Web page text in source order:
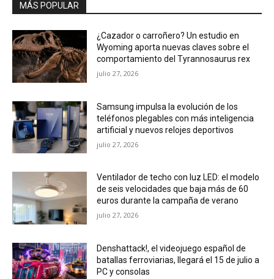
MÁS POPULAR
¿Cazador o carroñero? Un estudio en
Wyoming aporta nuevas claves sobre el
comportamiento del Tyrannosaurus rex
julio 27, 2026
Samsung impulsa la evolución de los
teléfonos plegables con más inteligencia
artificial y nuevos relojes deportivos
julio 27, 2026
Ventilador de techo con luz LED: el modelo
de seis velocidades que baja más de 60
euros durante la campaña de verano
julio 27, 2026
Denshattack!, el videojuego español de
batallas ferroviarias, llegará el 15 de julio a
PC y consolas